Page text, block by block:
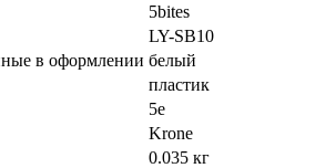
5bites
LY-SB10
в оформлении белый
пластик
5e
Krone
0.035 кг